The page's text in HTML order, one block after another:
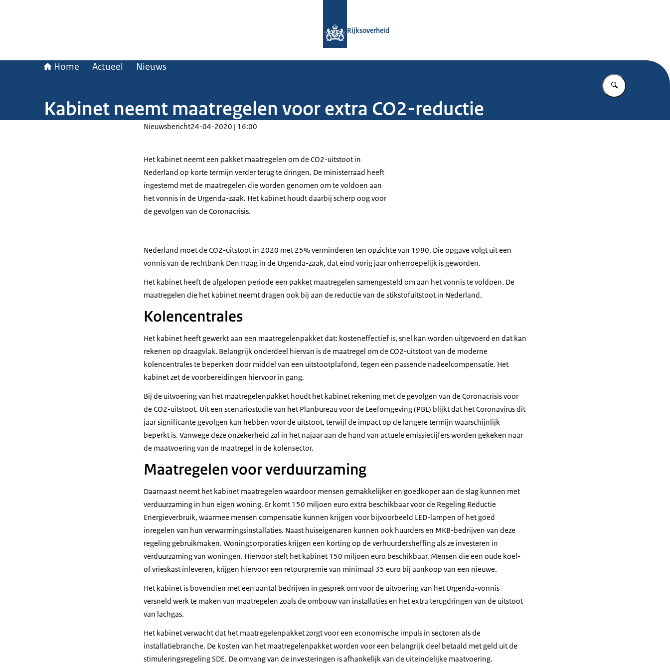
Rijksoverheid
Home Actueel Nieuws
Vul in wat u
Kabinet neemt maatregelen voor extra CO2-reductie
Nieuwsbericht24-04-2020 | 16:00
Het kabinet neemt een pakket maatregelen om de CO2-uitstoot in
Nederland op korte termijn verder terug te dringen. De ministerraad heeft
ingestemd met de maatregelen die worden genomen om te voldoen aan
het vonnis in de Urgenda-zaak. Het kabinet houdt daarbij scherp oog voor
de gevolgen van de Coronacrisis.
Nederland moet de CO2-uitstoot in 2020 met 25% verminderen ten opzichte van 1990. Die opgave volgt uit een
vonnis van de rechtbank Den Haag in de Urgenda-zaak, dat eind vorig jaar onherroepelijk is geworden.
Het kabinet heeft de afgelopen periode een pakket maatregelen samengesteld om aan het vonnis te voldoen. De
maatregelen die het kabinet neemt dragen ook bij aan de reductie van de stikstofuitstoot in Nederland.
Kolencentrales
Het kabinet heeft gewerkt aan een maatregelenpakket dat: kosteneffectief is, snel kan worden uitgevoerd en dat kan
rekenen op draagvlak. Belangrijk onderdeel hiervan is de maatregel om de CO2-uitstoot van de moderne
kolencentrales te beperken door middel van een uitstootplafond, tegen een passende nadeelcompensatie. Het
kabinet zet de voorbereidingen hiervoor in gang.
Bij de uitvoering van het maatregelenpakket houdt het kabinet rekening met de gevolgen van de Coronacrisis voor
de CO2-uitstoot. Uit een scenariostudie van het Planbureau voor de Leefomgeving (PBL) blijkt dat het Coronavirus dit
jaar significante gevolgen kan hebben voor de uitstoot, terwijl de impact op de langere termijn waarschijnlijk
beperkt is. Vanwege deze onzekerheid zal in het najaar aan de hand van actuele emissiecijfers worden gekeken naar
de maatvoering van de maatregel in de kolensector.
Maatregelen voor verduurzaming
Daarnaast neemt het kabinet maatregelen waardoor mensen gemakkelijker en goedkoper aan de slag kunnen met
verduurzaming in hun eigen woning. Er komt 150 miljoen euro extra beschikbaar voor de Regeling Reductie
Energieverbruik, waarmee mensen compensatie kunnen krijgen voor bijvoorbeeld LED-lampen of het goed
inregelen van hun verwarmingsinstallaties. Naast huiseigenaren kunnen ook huurders en MKB-bedrijven van deze
regeling gebruikmaken. Woningcorporaties krijgen een korting op de verhuurdersheffing als ze investeren in
verduurzaming van woningen. Hiervoor stelt het kabinet 150 miljoen euro beschikbaar. Mensen die een oude koel-
of vrieskast inleveren, krijgen hiervoor een retourpremie van minimaal 35 euro bij aankoop van een nieuwe.
Het kabinet is bovendien met een aantal bedrijven in gesprek om voor de uitvoering van het Urgenda-vonnis
versneld werk te maken van maatregelen zoals de ombouw van installaties en het extra terugdringen van de uitstoot
van lachgas.
Het kabinet verwacht dat het maatregelenpakket zorgt voor een economische impuls in sectoren als de
installatiebranche. De kosten van het maatregelenpakket worden voor een belangrijk deel betaald met geld uit de
stimuleringsregeling SDE. De omvang van de investeringen is afhankelijk van de uiteindelijke maatvoering.